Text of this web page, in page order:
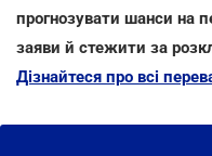
прогнозувати шанси на
заяви й стежити за
Дізнайтеся про всі